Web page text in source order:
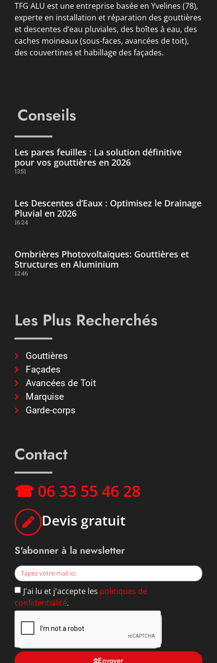
TFG ALU est une entreprise basée en Yvelines (78),
experte en installation et réparation des gouttières
et descentes d’eau pluviales, des boîtes à eau, des
caches moineaux (sous-faces, avancées de toit),
des couvertines et habillage des façades.
Conseils
Les pares feuilles : La solution définitive
pour vos gouttières en 2026
13:51
Les Descentes d’Eaux : Optimisez le Drainage
Pluvial en 2026
16:24
Ombrières Photovoltaïques: Gouttières et
Structures en Aluminium
12:46
Les Plus Recherchés
Gouttières
Façades
Avancées de Toit
Marquise
Garde-corps
Contact
☎ 06 33 55 46 28
Devis gratuit
S'abonner à la newsletter
J'ai lu et j'accepte les politiques de
confidentialité.
Envoyer